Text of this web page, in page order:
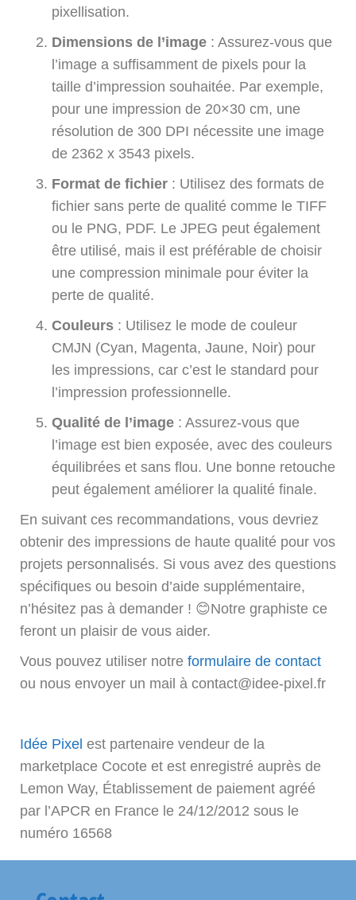
pixellisation.
Dimensions de l’image : Assurez-vous que
l’image a suffisamment de pixels pour la
taille d’impression souhaitée. Par exemple,
pour une impression de 20×30 cm, une
résolution de 300 DPI nécessite une image
de 2362 x 3543 pixels.
Format de fichier : Utilisez des formats de
fichier sans perte de qualité comme le TIFF
ou le PNG, PDF. Le JPEG peut également
être utilisé, mais il est préférable de choisir
une compression minimale pour éviter la
perte de qualité.
Couleurs : Utilisez le mode de couleur
CMJN (Cyan, Magenta, Jaune, Noir) pour
les impressions, car c’est le standard pour
l’impression professionnelle.
Qualité de l’image : Assurez-vous que
l’image est bien exposée, avec des couleurs
équilibrées et sans flou. Une bonne retouche
peut également améliorer la qualité finale.
En suivant ces recommandations, vous devriez
obtenir des impressions de haute qualité pour vos
projets personnalisés. Si vous avez des questions
spécifiques ou besoin d’aide supplémentaire,
n’hésitez pas à demander ! 😊Notre graphiste ce
feront un plaisir de vous aider.
Vous pouvez utiliser notre formulaire de contact
ou nous envoyer un mail à contact@idee-pixel.fr
Idée Pixel est partenaire vendeur de la
marketplace Cocote et est enregistré auprès de
Lemon Way, Établissement de paiement agréé
par l’APCR en France le 24/12/2012 sous le
numéro 16568